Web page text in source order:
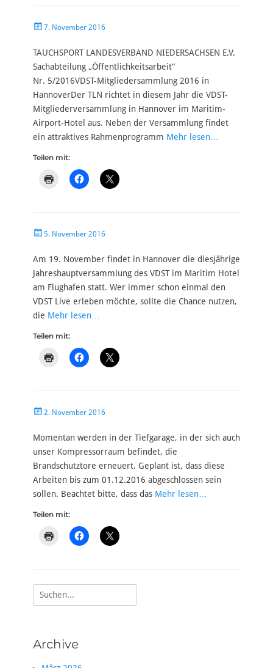
Veröffentlicht
7. November 2016
TAUCHSPORT LANDESVERBAND NIEDERSACHSEN E.V.
Sachabteilung „Öffentlichkeitsarbeit“
Nr. 5/2016VDST-Mitgliedersammlung 2016 in
HannoverDer TLN richtet in diesem Jahr die VDST-
Mitgliederversammlung in Hannover im Maritim-
Airport-Hotel aus. Neben der Versammlung findet
ein attraktives Rahmenprogramm Mehr lesen…
Teilen mit:
Veröffentlicht
5. November 2016
Am 19. November findet in Hannover die diesjährige
Jahreshauptversammlung des VDST im Maritim Hotel
am Flughafen statt. Wer immer schon einmal den
VDST Live erleben möchte, sollte die Chance nutzen,
die Mehr lesen…
Teilen mit:
Veröffentlicht
2. November 2016
Momentan werden in der Tiefgarage, in der sich auch
unser Kompressorraum befindet, die
Brandschutztore erneuert. Geplant ist, dass diese
Arbeiten bis zum 01.12.2016 abgeschlossen sein
sollen. Beachtet bitte, dass das Mehr lesen…
Teilen mit:
Suche
nach:
Archive